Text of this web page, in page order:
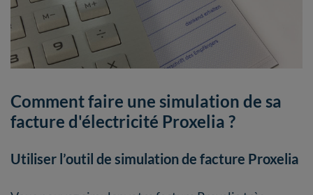
Comment faire une simulation de sa
facture d'électricité Proxelia ?
Utiliser l’outil de simulation de facture Proxelia